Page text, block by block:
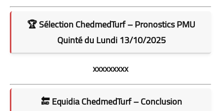
🏆 Sélection ChedmedTurf – Pronostics PMU
Quinté du Lundi 13/10/2025
xxxxxxxxx
🔚 Equidia ChedmedTurf – Conclusion